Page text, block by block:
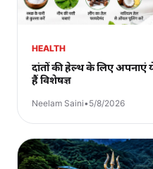
HEALTH
दांतों की हेल्थ के लिए
हैं विशेषज्ञ
Neelam Saini•5/8/2026